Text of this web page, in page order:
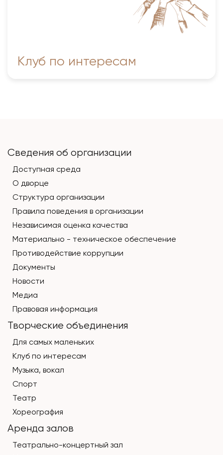
Клуб по интересам
Сведения об организации
Доступная среда
О дворце
Структура организации
Правила поведения в организации
Независимая оценка качества
Материально - техническое обеспечение
Противодействие коррупции
Документы
Новости
Медиа
Правовая информация
Творческие объединения
Для самых маленьких
Клуб по интересам
Музыка, вокал
Спорт
Театр
Хореография
Аренда залов
Театрально-концертный зал